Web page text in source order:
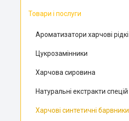
Товари і послуги
Ароматизатори харчові рідкі
Цукрозамінники
Харчова сировина
Натуральні екстракти спецій
Харчові синтетичні барвники